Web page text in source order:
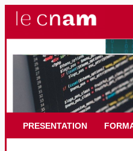
PRESENTATION